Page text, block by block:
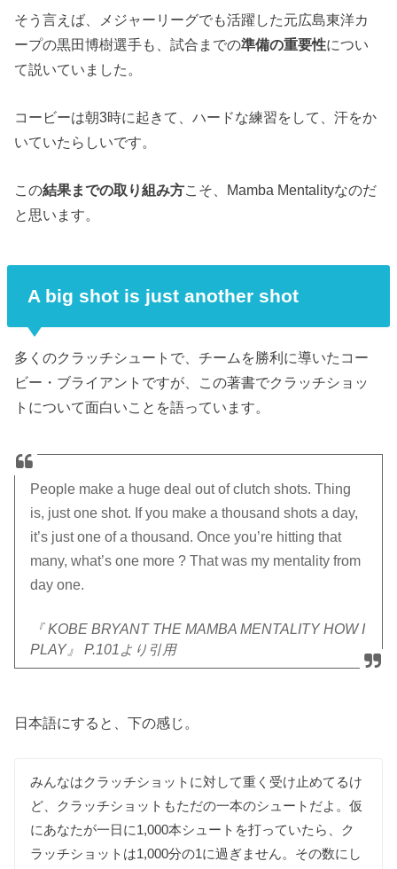
そう言えば、メジャーリーグでも活躍した元広島東洋カ
ープの黒田博樹選手も、試合までの準備の重要性につい
て説いていました。
コービーは朝3時に起きて、ハードな練習をして、汗をか
いていたらしいです。
この結果までの取り組み方こそ、Mamba Mentalityなのだ
と思います。
A big shot is just another shot
多くのクラッチシュートで、チームを勝利に導いたコー
ビー・ブライアントですが、この著書でクラッチショッ
トについて面白いことを語っています。
People make a huge deal out of clutch shots. Thing
is, just one shot. If you make a thousand shots a day,
it’s just one of a thousand. Once you’re hitting that
many, what’s one more ? That was my mentality from
day one.
『 KOBE BRYANT THE MAMBA MENTALITY HOW I
PLAY』 P.101より引用
日本語にすると、下の感じ。
みんなはクラッチショットに対して重く受け止めてるけ
ど、クラッチショットもただの一本のシュートだよ。仮
にあなたが一日に1,000本シュートを打っていたら、ク
ラッチショットは1,000分の1に過ぎません。その数にし